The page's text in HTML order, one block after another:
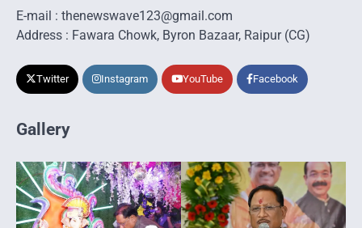
E-mail : thenewswave123@gmail.com
Address : Fawara Chowk, Byron Bazaar, Raipur (CG)
Twitter Instagram YouTube Facebook
Gallery